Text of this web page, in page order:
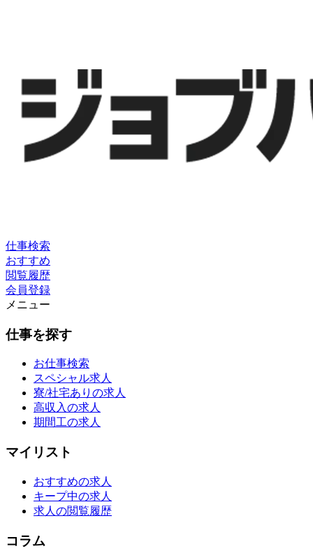
仕事検索
おすすめ
閲覧履歴
会員登録
メニュー
仕事を探す
お仕事検索
スペシャル求人
寮/社宅ありの求人
高収入の求人
期間工の求人
マイリスト
おすすめの求人
キープ中の求人
求人の閲覧履歴
コラム